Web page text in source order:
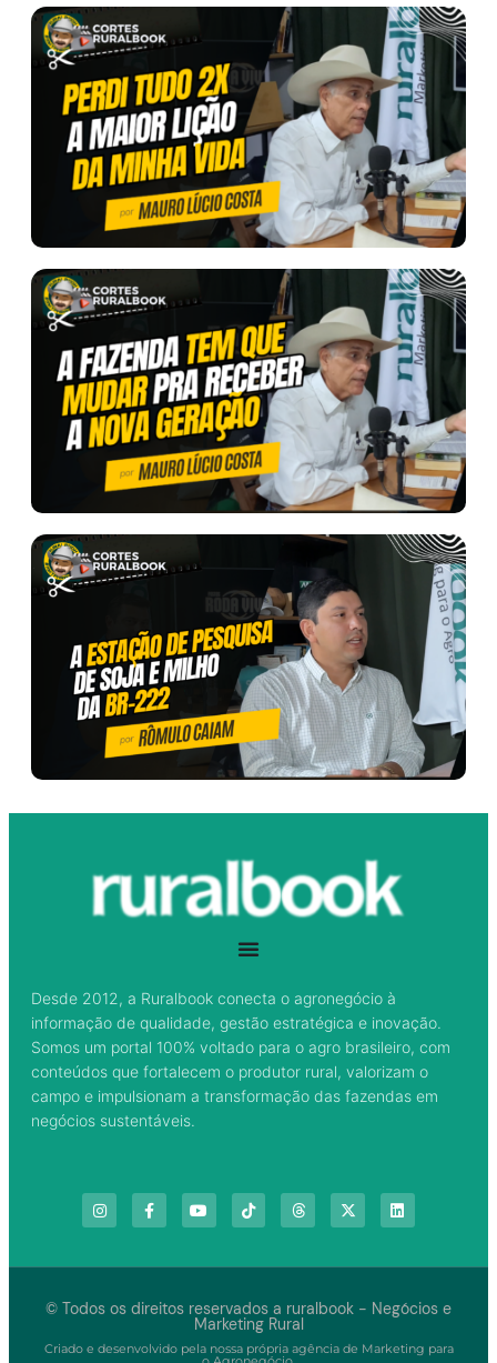
Desde 2012, a Ruralbook conecta o agronegócio à
informação de qualidade, gestão estratégica e inovação.
Somos um portal 100% voltado para o agro brasileiro, com
conteúdos que fortalecem o produtor rural, valorizam o
campo e impulsionam a transformação das fazendas em
negócios sustentáveis.
© Todos os direitos reservados a ruralbook - Negócios e
Marketing Rural
Criado e desenvolvido pela nossa própria agência de Marketing para